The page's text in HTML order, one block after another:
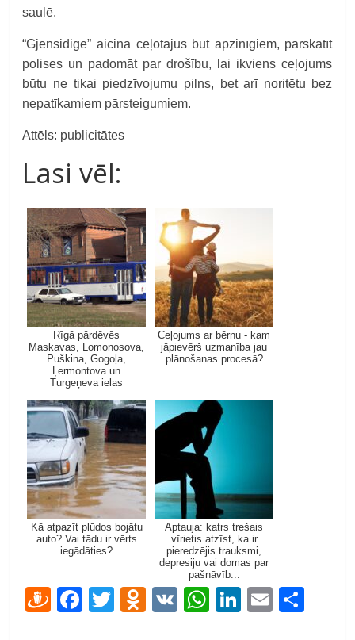
saulē.
“Gjensidige” aicina ceļotājus būt apzinīgiem, pārskatīt
polises un padomāt par drošību, lai ikviens ceļojums
būtu ne tikai piedzīvojumu pilns, bet arī noritētu bez
nepatīkamiem pārsteigumiem.
Attēls: publicitātes
Lasi vēl:
Rīgā pārdēvēs
Maskavas, Lomonosova,
Puškina, Gogoļa,
Ļermontova un
Turgeņeva ielas
Ceļojums ar bērnu - kam
jāpievērš uzmanība jau
plānošanas procesā?
Kā atpazīt plūdos bojātu
auto? Vai tādu ir vērts
iegādāties?
Aptauja: katrs trešais
vīrietis atzīst, ka ir
pieredzējis trauksmi,
depresiju vai domas par
pašnāvīb...
D F T O V W Li E